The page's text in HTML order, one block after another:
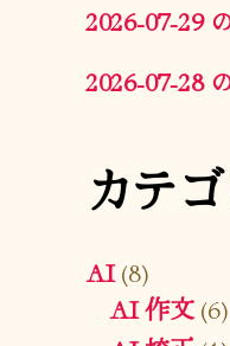
2026-07-29
2026-07-28
カテ
AI(8)
AI 作文(6)